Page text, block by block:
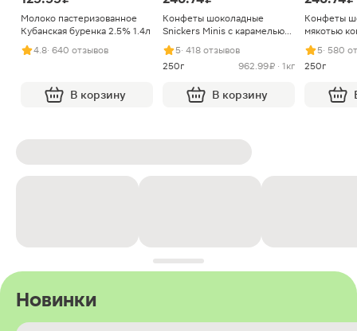
Молоко пастеризованное
Кубанская буренка 2.5% 1.4л
4.8· 640 отзывов
В корзину
Конфеты шоколадные
Snickers Minis с карамелью
арахисом и нугой
5· 418 отзывов
250г
962.99 ₽ · 1кг
В корзину
Конфеты
мякотью
5· 580
250г
Новинки